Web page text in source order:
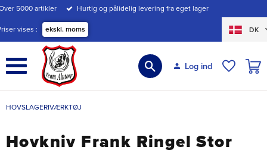
Menu
5000 artikler Hurtig og pålidelig levering fra eget lager
vises ekskl. moms DK
Log ind
HOVSLAGERIVÆRKTØJ
Hovkniv Frank Ringel Stor